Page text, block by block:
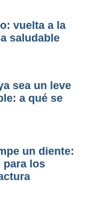
vuelta a la
saludable
sea un leve
a qué se
un diente:
para los